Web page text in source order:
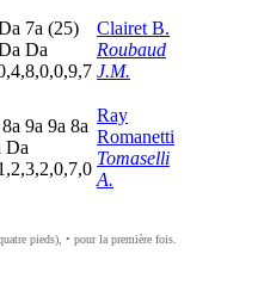
a 7a (25)
a Da
Clairet B.
Roubaud
J.M.
8a 9a 9a 8a
Da
Ray
Romanetti
Tomaselli
A.
pieds), • pour la première fois.